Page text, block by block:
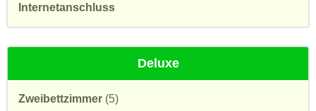
Internetanschluss
Deluxe
Zweibettzimmer (5)